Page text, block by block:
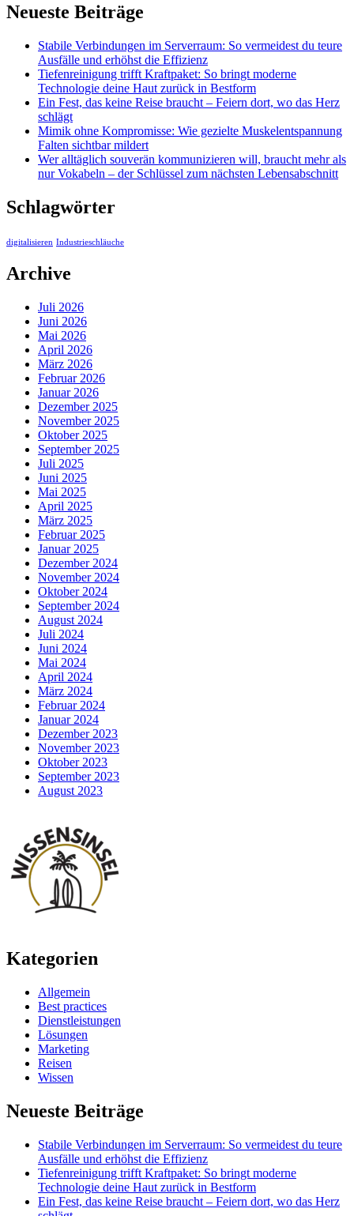
Neueste Beiträge
Stabile Verbindungen im Serverraum: So vermeidest du teure
Ausfälle und erhöhst die Effizienz
Tiefenreinigung trifft Kraftpaket: So bringt moderne
Technologie deine Haut zurück in Bestform
Ein Fest, das keine Reise braucht – Feiern dort, wo das Herz
schlägt
Mimik ohne Kompromisse: Wie gezielte Muskelentspannung
Falten sichtbar mildert
Wer alltäglich souverän kommunizieren will, braucht mehr als
nur Vokabeln – der Schlüssel zum nächsten Lebensabschnitt
Schlagwörter
digitalisieren Industrieschläuche
Archive
Juli 2026
Juni 2026
Mai 2026
April 2026
März 2026
Februar 2026
Januar 2026
Dezember 2025
November 2025
Oktober 2025
September 2025
Juli 2025
Juni 2025
Mai 2025
April 2025
März 2025
Februar 2025
Januar 2025
Dezember 2024
November 2024
Oktober 2024
September 2024
August 2024
Juli 2024
Juni 2024
Mai 2024
April 2024
März 2024
Februar 2024
Januar 2024
Dezember 2023
November 2023
Oktober 2023
September 2023
August 2023
Kategorien
Allgemein
Best practices
Dienstleistungen
Lösungen
Marketing
Reisen
Wissen
Neueste Beiträge
Stabile Verbindungen im Serverraum: So vermeidest du teure
Ausfälle und erhöhst die Effizienz
Tiefenreinigung trifft Kraftpaket: So bringt moderne
Technologie deine Haut zurück in Bestform
Ein Fest, das keine Reise braucht – Feiern dort, wo das Herz